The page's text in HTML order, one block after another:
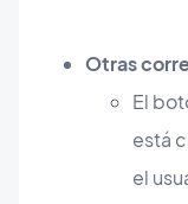
Otras
El
está
el